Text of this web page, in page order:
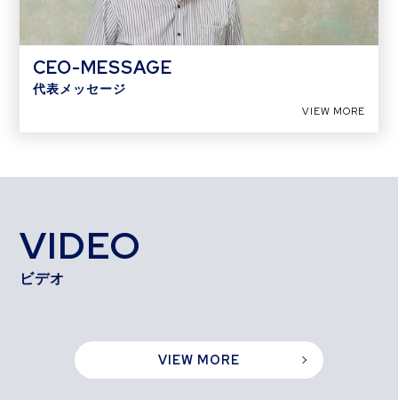
CEO-MESSAGE
代表メッセージ
VIEW MORE
VIDEO
ビデオ
VIEW MORE